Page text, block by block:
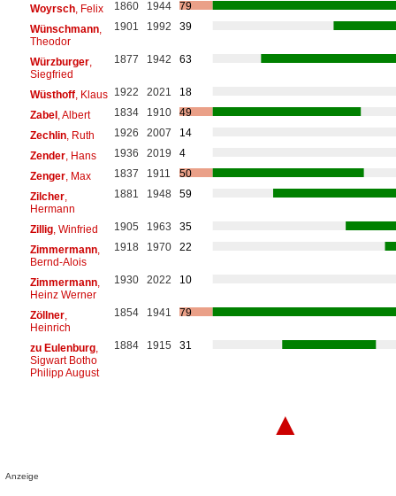
Woyrsch, Felix 1860 1944
79
Wünschmann,
Theodor
1901 1992 39
Würzburger,
Siegfried
1877 1942 63
Wüsthoff, Klaus 1922 2021
18
Zabel, Albert 1834 1910
49
Zechlin, Ruth 1926 2007
14
Zender, Hans 1936 2019
4
Zenger, Max 1837 1911
50
Zilcher,
Hermann
1881 1948 59
Zillig, Winfried 1905 1963
35
Zimmermann,
Bernd-Alois
1918 1970 22
Zimmermann,
Heinz Werner
1930 2022 10
Zöllner,
Heinrich
1854 1941 79
zu Eulenburg,
Sigwart Botho
Philipp August
1884 1915 31
▲
Anzeige